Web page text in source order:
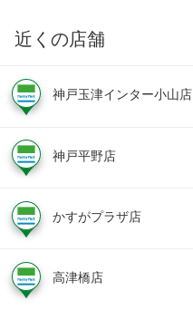
近くの店舗
神戸玉津インター小山店
神戸平野店
かすがプラザ店
高津橋店